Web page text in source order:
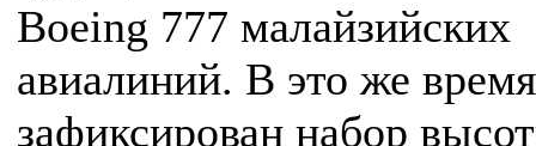
Boeing 777 малайзийских
авиалиний. В это же
зафиксирован набор